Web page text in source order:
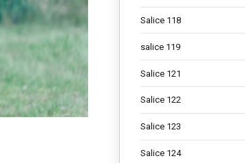
Salice 118
salice 119
Salice 121
Salice 122
Salice 123
Salice 124